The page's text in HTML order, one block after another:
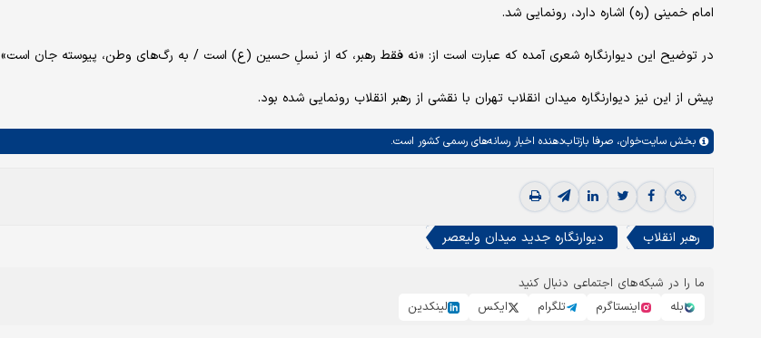
امام خمینی (ره) اشاره دارد، رونمایی شد.
در توضیح این دیوارنگاره شعری آمده که عبارت است از: «نه فقط رهبر، که از نسلِ حسین (ع) است / به رگ‌های وطن، پیوسته جان است»
پیش از این نیز دیوارنگاره میدان انقلاب تهران با نقشی از رهبر انقلاب رونمایی شده بود.
بخش سایت‌خوان، صرفا بازتاب‌دهنده اخبار رسانه‌های رسمی کشور است.
رهبر انقلاب دیوارنگاره جدید میدان ولیعصر
ما را در شبکه‌های اجتماعی دنبال کنید
بله
اینستاگرم تلگرام ایکس لینکدین